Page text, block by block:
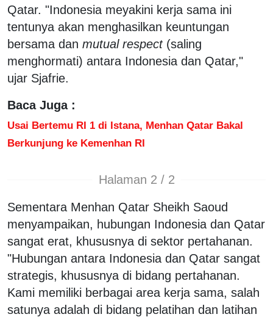
Qatar. "Indonesia meyakini kerja sama ini
tentunya akan menghasilkan keuntungan
bersama dan mutual respect(saling
menghormati) antara Indonesia dan Qatar,"
ujar Sjafrie.
Baca Juga :
Usai Bertemu RI 1 di Istana, Menhan Qatar Bakal
Berkunjung ke Kemenhan RI
Halaman 2 / 2
Sementara Menhan Qatar Sheikh Saoud
menyampaikan, hubungan Indonesia dan Qatar
sangat erat, khususnya di sektor pertahanan.
"Hubungan antara Indonesia dan Qatar sangat
strategis, khususnya di bidang pertahanan.
Kami memiliki berbagai area kerja sama, salah
satunya adalah di bidang pelatihan dan latihan